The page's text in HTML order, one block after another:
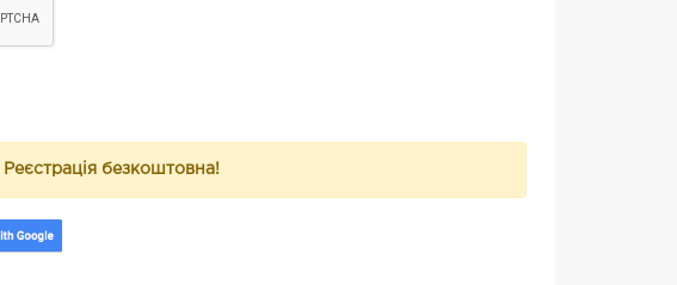
Реєстрація безкоштовна!